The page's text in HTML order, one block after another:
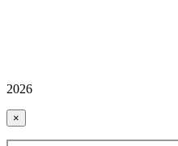
2026
×